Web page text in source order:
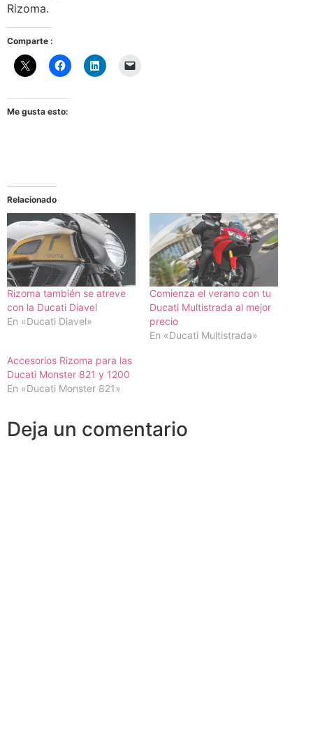
Rizoma.
Comparte :
Me gusta esto:
Relacionado
Rizoma también se atreve
con la Ducati Diavel
En «Ducati Diavel»
Comienza el verano con tu
Ducati Multistrada al mejor
precio
En «Ducati Multistrada»
Accesorios Rizoma para las
Ducati Monster 821 y 1200
En «Ducati Monster 821»
Deja un comentario